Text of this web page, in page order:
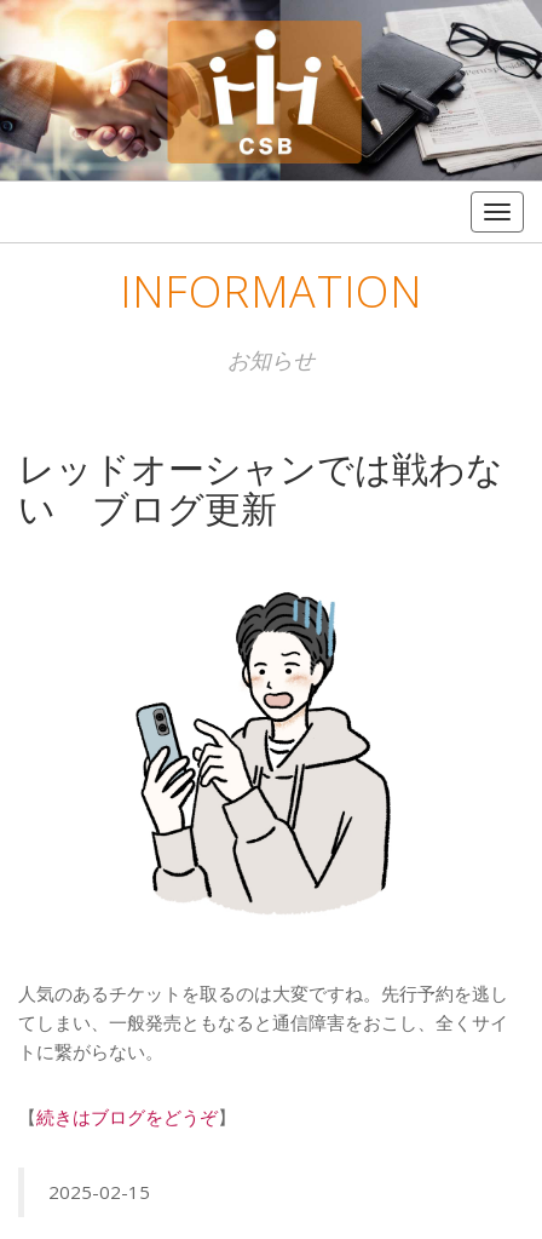
INFORMATION
お知らせ
レッドオーシャンでは戦わな
い ブログ更新
人気のあるチケットを取るのは大変ですね。先行予約を逃し
てしまい、一般発売ともなると通信障害をおこし、全くサイ
トに繋がらない。
【続きはブログをどうぞ】
2025-02-15